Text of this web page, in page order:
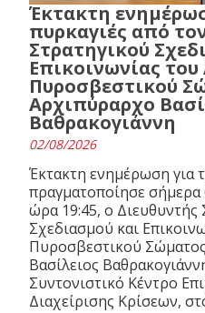
Έκτακτη
πυρκαγιές από
Στρατηγικού
Επικοινωνίας του
Πυροσβεστικού
Αρχιπύραρχο
Βαθρακογιάννη
02/08/2026
Έκτακτη ενημέρωση για
πραγματοποίησε
ώρα 19:45, ο Διευθυντής
Σχεδιασμού και
Πυροσβεστικού
Βασίλειος
Συντονιστικό Κέντρο
Διαχείρισης Κρίσεων,